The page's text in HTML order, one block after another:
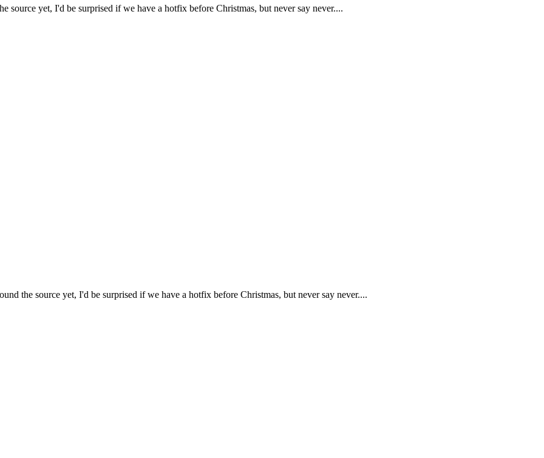
yet, I'd be surprised if we have a hotfix before Christmas, but never say never....
the source yet, I'd be surprised if we have a hotfix before Christmas, but never say never....